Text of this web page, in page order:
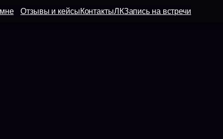
Отзывы и кейсыКонтактыЛКЗапись на встречи